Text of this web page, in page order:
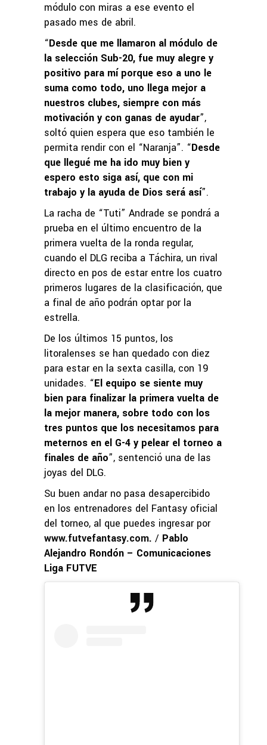
módulo con miras a ese evento el
pasado mes de abril.
“Desde que me llamaron al módulo de
la selección Sub-20, fue muy alegre y
positivo para mí porque eso a uno le
suma como todo, uno llega mejor a
nuestros clubes, siempre con más
motivación y con ganas de ayudar”,
soltó quien espera que eso también le
permita rendir con el “Naranja”. “Desde
que llegué me ha ido muy bien y
espero esto siga así, que con mi
trabajo y la ayuda de Dios será así”.
La racha de “Tuti” Andrade se pondrá a
prueba en el último encuentro de la
primera vuelta de la ronda regular,
cuando el DLG reciba a Táchira, un rival
directo en pos de estar entre los cuatro
primeros lugares de la clasificación, que
a final de año podrán optar por la
estrella.
De los últimos 15 puntos, los
litoralenses se han quedado con diez
para estar en la sexta casilla, con 19
unidades. “El equipo se siente muy
bien para finalizar la primera vuelta de
la mejor manera, sobre todo con los
tres puntos que los necesitamos para
meternos en el G-4 y pelear el torneo a
finales de año”, sentenció una de las
joyas del DLG.
Su buen andar no pasa desapercibido
en los entrenadores del Fantasy oficial
del torneo, al que puedes ingresar por
www.futvefantasy.com. / Pablo
Alejandro Rondón – Comunicaciones
Liga FUTVE